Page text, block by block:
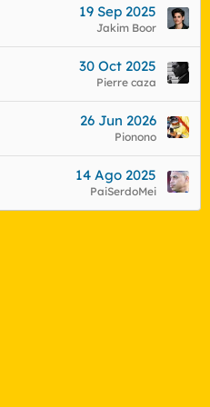
19 Sep 2025
Jakim Boor
30 Oct 2025
Pierre caza
26 Jun 2026
Pionono
14 Ago 2025
PaiSerdoMei